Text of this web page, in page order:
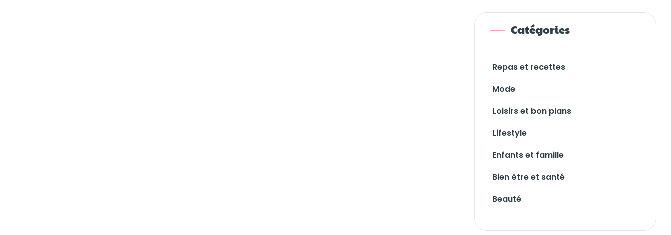
Catégories
Repas et recettes
Mode
Loisirs et bon plans
Lifestyle
Enfants et famille
Bien être et santé
Beauté